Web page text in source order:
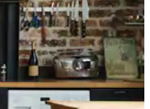
確認することができます。